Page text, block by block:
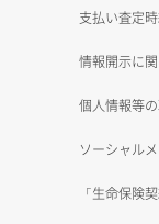
支払い査定
情報開示に
個人情報等
ソーシャル
「生命保険